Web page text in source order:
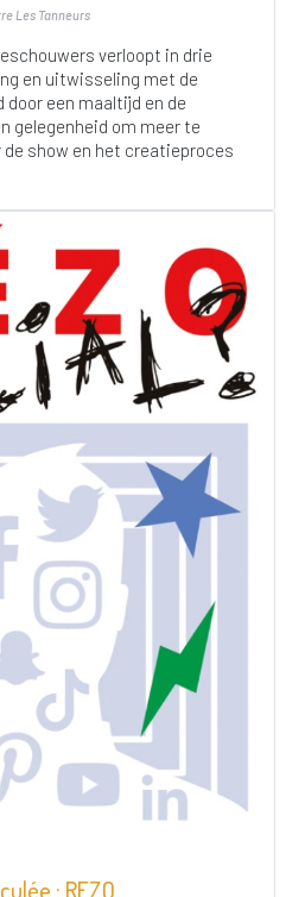
Les Tanneurs
verloopt in drie
en uitwisseling met de
door een maaltijd en de
gelegenheid om meer te
show en het creatieproces
: REZO